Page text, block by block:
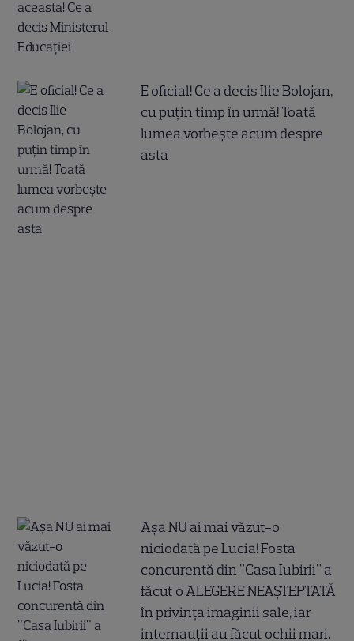
E oficial! Ce a decis Ilie Bolojan,
cu puțin timp în urmă! Toată
lumea vorbește acum despre
asta
Așa NU ai mai văzut-o
niciodată pe Lucia! Fosta
concurentă din "Casa Iubirii" a
făcut o ALEGERE NEAȘTEPTATĂ
în privința imaginii sale, iar
internauții au făcut ochii mari.